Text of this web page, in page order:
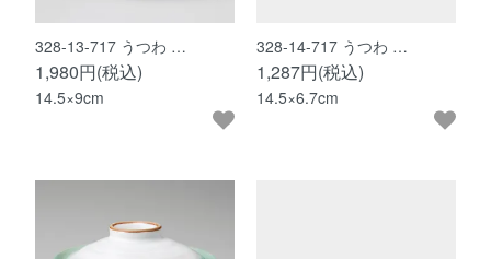
328-13-717 うつわ …
1,980円(税込)
14.5×9cm
328-14-717 うつわ …
1,287円(税込)
14.5×6.7cm